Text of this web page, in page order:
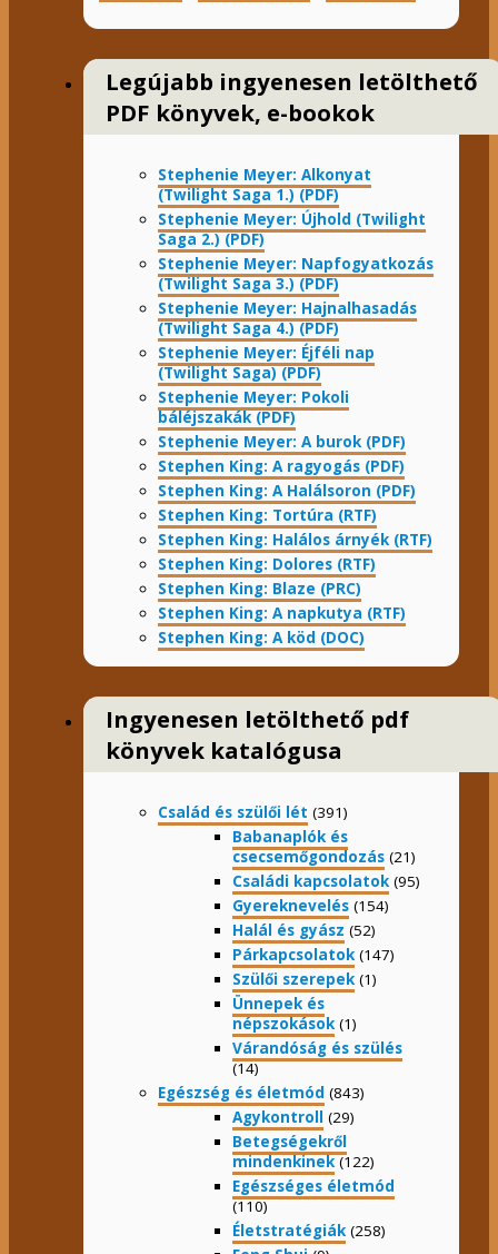
Legújabb ingyenesen letölthető
PDF könyvek, e-bookok
Stephenie Meyer: Alkonyat
(Twilight Saga 1.) (PDF)
Stephenie Meyer: Újhold (Twilight
Saga 2.) (PDF)
Stephenie Meyer: Napfogyatkozás
(Twilight Saga 3.) (PDF)
Stephenie Meyer: Hajnalhasadás
(Twilight Saga 4.) (PDF)
Stephenie Meyer: Éjféli nap
(Twilight Saga) (PDF)
Stephenie Meyer: Pokoli
báléjszakák (PDF)
Stephenie Meyer: A burok (PDF)
Stephen King: A ragyogás (PDF)
Stephen King: A Halálsoron (PDF)
Stephen King: Tortúra (RTF)
Stephen King: Halálos árnyék (RTF)
Stephen King: Dolores (RTF)
Stephen King: Blaze (PRC)
Stephen King: A napkutya (RTF)
Stephen King: A köd (DOC)
Ingyenesen letölthető pdf
könyvek katalógusa
Család és szülői lét (391)
Babanaplók és
csecsemőgondozás (21)
Családi kapcsolatok (95)
Gyereknevelés (154)
Halál és gyász (52)
Párkapcsolatok (147)
Szülői szerepek (1)
Ünnepek és
népszokások (1)
Várandóság és szülés
(14)
Egészség és életmód (843)
Agykontroll (29)
Betegségekről
mindenkinek(122)
Egészséges életmód
(110)
Életstratégiák (258)